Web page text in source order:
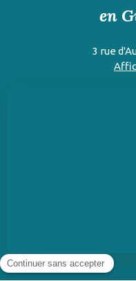
en
3 rue